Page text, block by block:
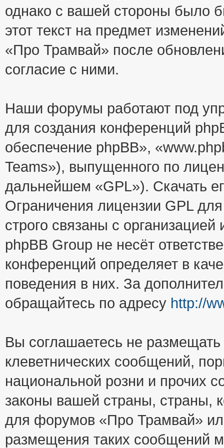
однако с вашей стороны было
этот текст на предмет
«Про Трамвай» после
согласие с ними.
Наши форумы работают под
для создания конференций
обеспечение phpBB»,
Teams»), выпущенного по
дальнейшем «GPL»). Скачать
Ограничения лицензии GPL
строго связаны с
phpBB Group не несёт
конференций определяет в
поведения в них. За
обращайтесь по адресу http://
Вы соглашаетесь не
клеветнических сообщений,
национальной розни и прочих
законы вашей страны, страны,
для форумов «Про Трамвай»
размещения таких сообщений